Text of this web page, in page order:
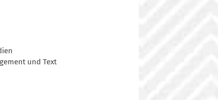
und Text